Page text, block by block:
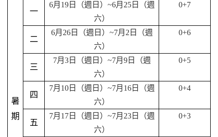
暑
期
一
6月 19日（週日） ~6月 25日（週
六）
0+7
二
6月 26日（週日） ~7月 2 日（週
六）
0+6
三
7月 3日（週日） ~7月 9日（週
六）
0+5
四
7月 10日（週日） ~7月 16日（週
六）
0+4
五
7月 17日（週日） ~7月 23日（週
六）
0+3